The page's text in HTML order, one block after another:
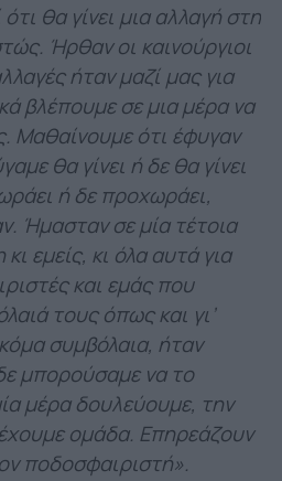
θα γίνει μια αλλαγή στη
Ήρθαν οι καινούργιοι
ήταν μαζί μας για
βλέπουμε σε μια μέρα να
Μαθαίνουμε ότι έφυγαν
θα γίνει ή δε θα γίνει
ή δε προχωράει,
Ήμασταν σε μία τέτοια
εμείς, κι όλα αυτά για
και εμάς που
τους όπως και γι’
συμβόλαια, ήταν
μπορούσαμε να το
μέρα δουλεύουμε, την
ομάδα. Επηρεάζουν
ποδοσφαιριστή».